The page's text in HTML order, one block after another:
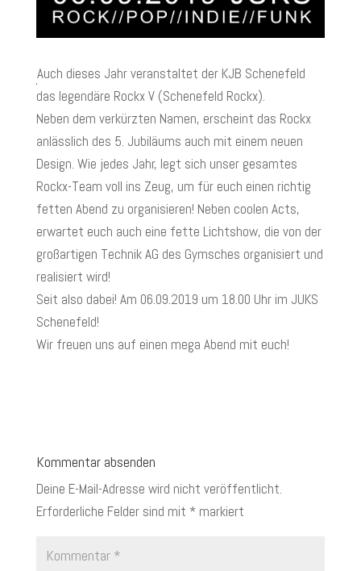
Auch dieses Jahr veranstaltet der KJB Schenefeld
das legendäre Rockx V (Schenefeld Rockx).
Neben dem verkürzten Namen, erscheint das Rockx
anlässlich des 5. Jubiläums auch mit einem neuen
Design. Wie jedes Jahr, legt sich unser gesamtes
Rockx-Team voll ins Zeug, um für euch einen richtig
fetten Abend zu organisieren! Neben coolen Acts,
erwartet euch auch eine fette Lichtshow, die von der
großartigen Technik AG des Gymsches organisiert und
realisiert wird!
Seit also dabei! Am 06.09.2019 um 18.00 Uhr im JUKS
Schenefeld!
Wir freuen uns auf einen mega Abend mit euch!
Kommentar absenden
Deine E-Mail-Adresse wird nicht veröffentlicht.
Erforderliche Felder sind mit *markiert